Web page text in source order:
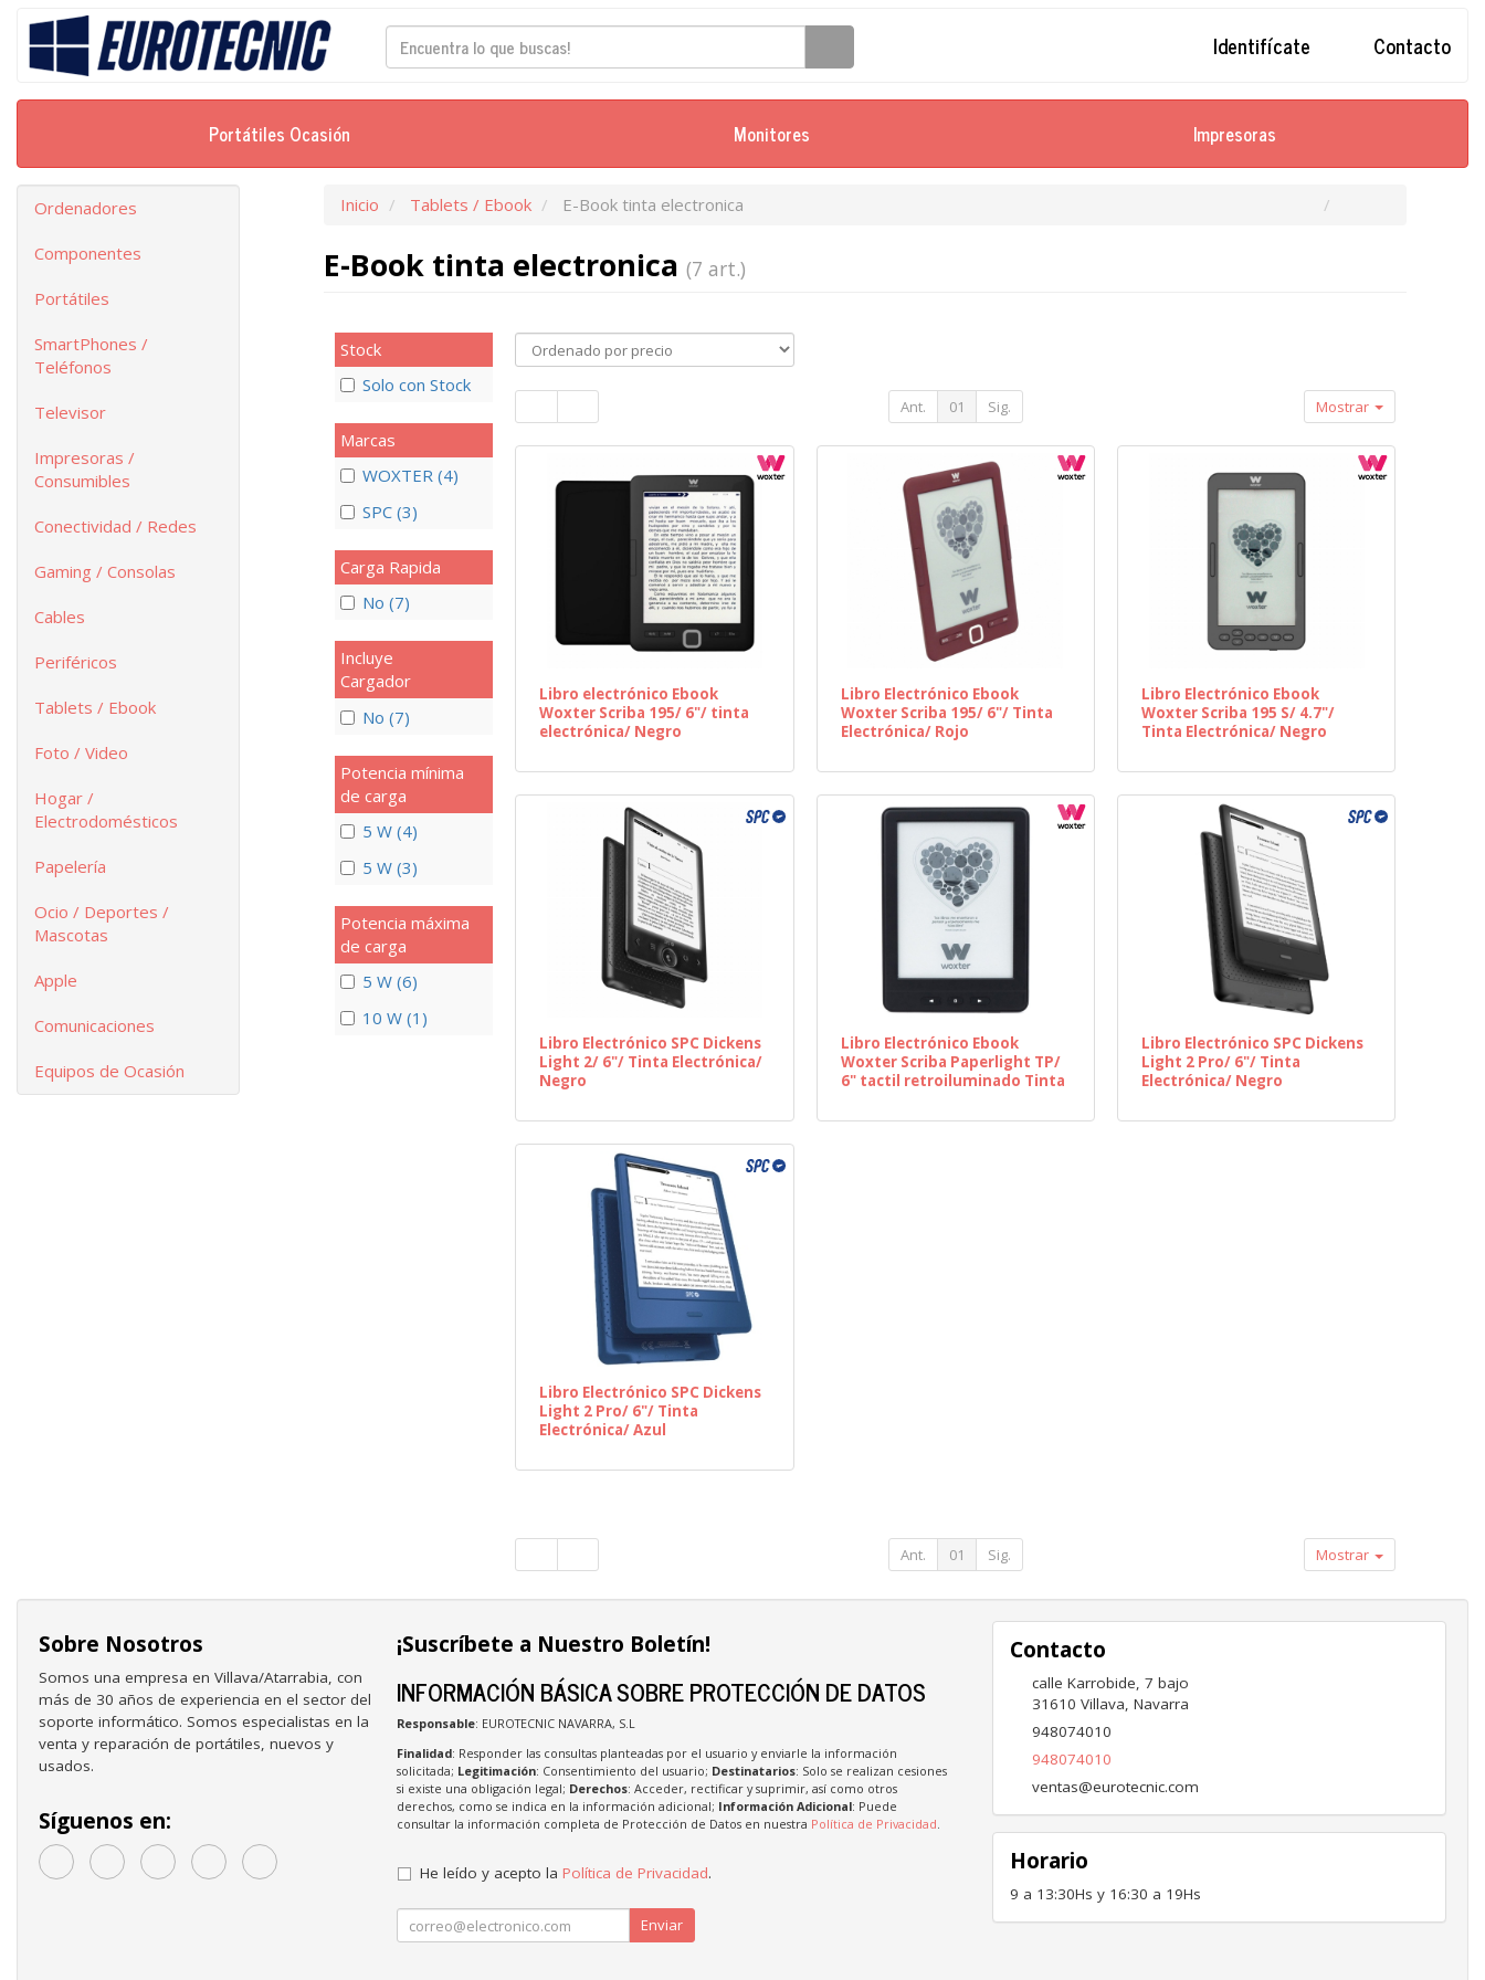
Identifícate Contacto
Portátiles Ocasión Monitores Impresoras
Ordenadores
Componentes
Portátiles
SmartPhones /
Teléfonos
Televisor
Impresoras /
Consumibles
Conectividad / Redes
Gaming / Consolas
Cables
Periféricos
Tablets / Ebook
Foto / Video
Hogar /
Electrodomésticos
Papelería
Ocio / Deportes /
Mascotas
Apple
Comunicaciones
Equipos de Ocasión
Inicio Tablets / Ebook E-Book tinta electronica
E-Book tinta electronica (7 art.)
Stock
Solo con Stock
Marcas
WOXTER (4)
SPC (3)
Carga Rapida
No (7)
Incluye
Cargador
No (7)
Potencia mínima
de carga
5 W (4)
5 W (3)
Potencia máxima
de carga
5 W (6)
10 W (1)
Ant. 01 Sig. Mostrar
Libro electrónico Ebook
Woxter Scriba 195/ 6"/ tinta
electrónica/ Negro
Libro Electrónico Ebook
Woxter Scriba 195/ 6"/ Tinta
Electrónica/ Rojo
Libro Electrónico Ebook
Woxter Scriba 195 S/ 4.7"/
Tinta Electrónica/ Negro
Libro Electrónico SPC Dickens
Light 2/ 6"/ Tinta Electrónica/
Negro
Libro Electrónico Ebook
Woxter Scriba Paperlight TP/
6" tactil retroiluminado Tinta
Libro Electrónico SPC Dickens
Light 2 Pro/ 6"/ Tinta
Electrónica/ Negro
Libro Electrónico SPC Dickens
Light 2 Pro/ 6"/ Tinta
Electrónica/ Azul
Ant. 01 Sig. Mostrar
Sobre Nosotros
Somos una empresa en Villava/Atarrabia, con
más de 30 años de experiencia en el sector del
soporte informático. Somos especialistas en la
venta y reparación de portátiles, nuevos y
usados.
Síguenos en:
¡Suscríbete a Nuestro Boletín!
INFORMACIÓN BÁSICA SOBRE PROTECCIÓN DE DATOS
Responsable: EUROTECNIC NAVARRA, S.L
Finalidad: Responder las consultas planteadas por el usuario y enviarle la información
solicitada; Legitimación: Consentimiento del usuario; Destinatarios: Solo se realizan cesiones
si existe una obligación legal; Derechos: Acceder, rectificar y suprimir, así como otros
derechos, como se indica en la información adicional; Información Adicional: Puede
consultar la información completa de Protección de Datos en nuestra Política de Privacidad
He leído y acepto la Política de Privacidad.
Enviar
Contacto
calle Karrobide, 7 bajo
31610 Villava Navarra
948074010
948074010
ventas@eurotecnic.com
Horario
9 a 13:30Hs y 16:30 a 19Hs